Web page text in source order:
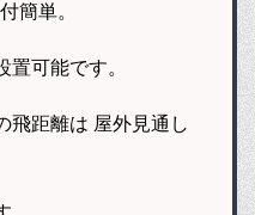
簡単。
可能です。
飛距離は 屋外見通し